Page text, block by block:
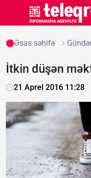
Əsas səhifə
İtkin düşən
21 Aprel 2016 11:28